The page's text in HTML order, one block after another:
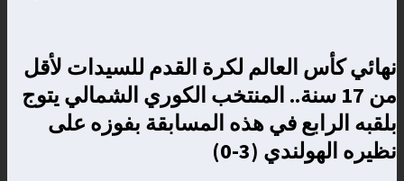
نهائي كأس العالم لكرة القدم للسيدات لأقل
من 17 سنة.. المنتخب الكوري الشمالي يتوج
بلقبه الرابع في هذه المسابقة بفوزه على
نظيره الهولندي (3-0)